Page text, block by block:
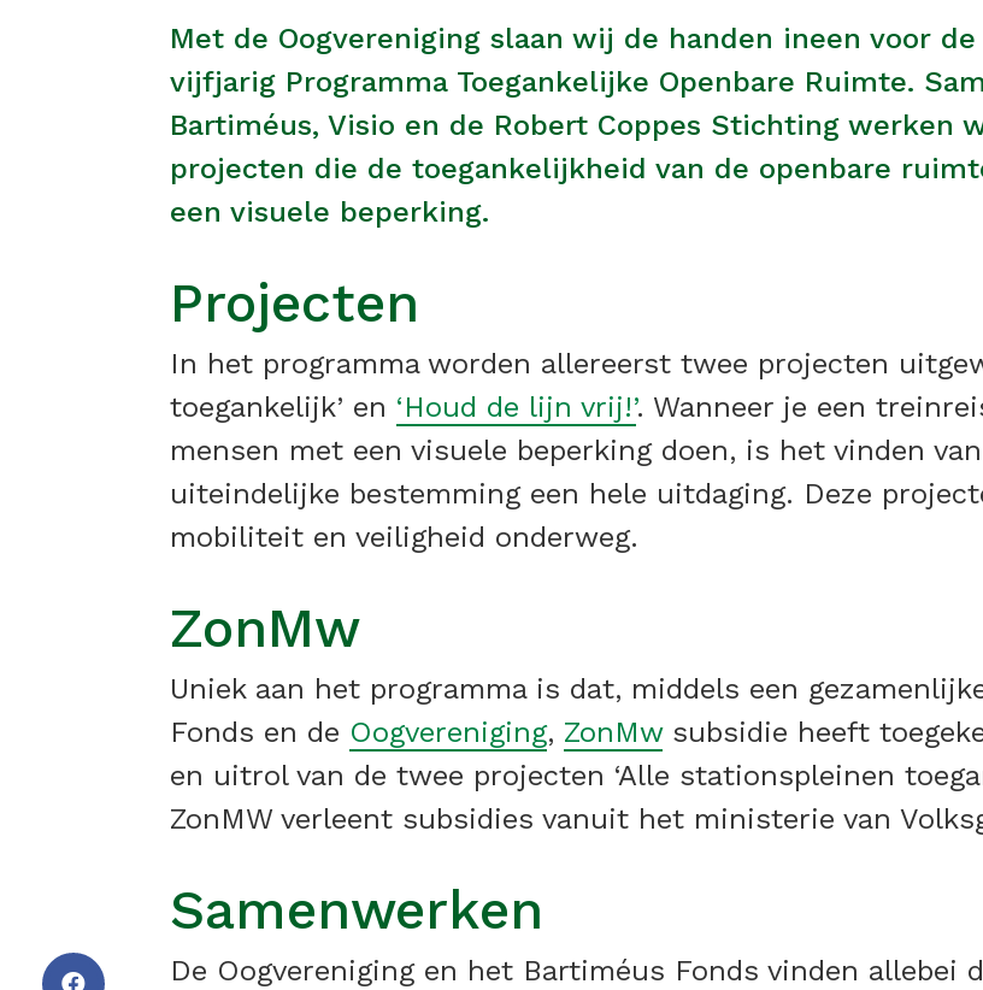
Met de Oogvereniging slaan wij de handen ineen voor
vijfjarig Programma Toegankelijke Openbare Ruimte.
Bartiméus, Visio en de Robert Coppes Stichting werken
projecten die de toegankelijkheid van de openbare
een visuele beperking.
Projecten
In het programma worden allereerst twee projecten
toegankelijk’ en ‘Houd de lijn vrij!’. Wanneer je een
mensen met een visuele beperking doen, is het vinden
uiteindelijke bestemming een hele uitdaging. Deze
mobiliteit en veiligheid onderweg.
ZonMw
Uniek aan het programma is dat, middels een
Fonds en de Oogvereniging, ZonMwsubsidie heeft
en uitrol van de twee projecten ‘Alle stationspleinen
ZonMW verleent subsidies vanuit het ministerie van
Samenwerken
De Oogvereniging en het Bartiméus Fonds vinden allebei